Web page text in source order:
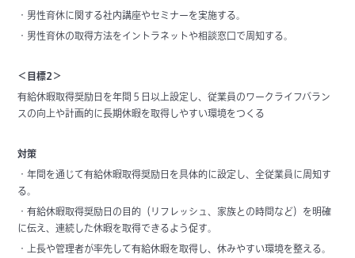
・男性育休に関する社内講座やセミナーを実施する。
・男性育休の取得方法をイントラネットや相談窓口で周知する。
＜目標2＞
有給休暇取得奨励日を年間５日以上設定し、従業員のワークライフバラン
スの向上や計画的に長期休暇を取得しやすい環境をつくる
対策
・年間を通じて有給休暇取得奨励日を具体的に設定し、全従業員に周知す
る。
・有給休暇取得奨励日の目的（リフレッシュ、家族との時間など）を明確
に伝え、連続した休暇を取得できるよう促す。
・上長や管理者が率先して有給休暇を取得し、休みやすい環境を整える。